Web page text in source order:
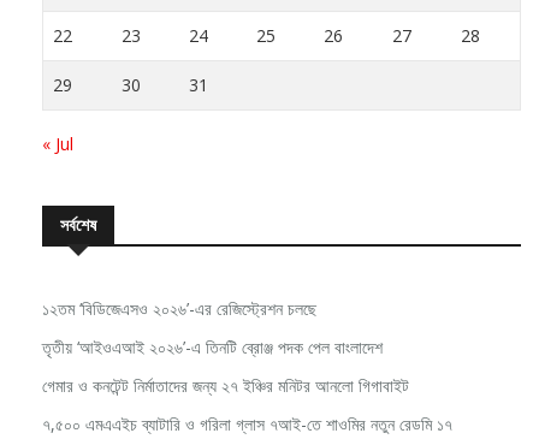
22 23 24 25 26 27 28
29 30 31
« Jul
সর্বশেষ
১২তম ‘বিডিজেএসও ২০২৬’-এর রেজিস্ট্রেশন চলছে
তৃতীয় ‘আইওএআই ২০২৬’-এ তিনটি ব্রোঞ্জ পদক পেল বাংলাদেশ
গেমার ও কনটেন্ট নির্মাতাদের জন্য ২৭ ইঞ্চির মনিটর আনলো গিগাবাইট
৭,৫০০ এমএএইচ ব্যাটারি ও গরিলা গ্লাস ৭আই-তে শাওমির নতুন রেডমি ১৭